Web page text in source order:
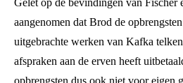
Gelet op de bevindingen van Fischer
aangenomen dat Brod de
uitgebrachte werken van Kafka
afspraken aan de erven heeft